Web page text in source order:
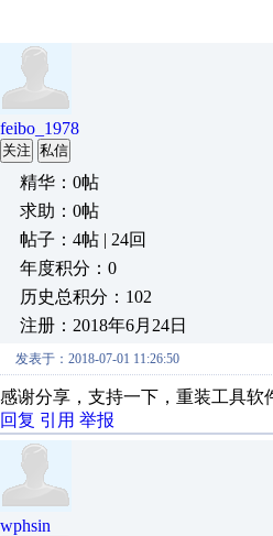
feibo_1978
关注 私信
精华：0帖
求助：0帖
帖子：4帖 | 24回
年度积分：0
历史总积分：102
注册：2018年6月24日
发表于：2018-07-01 11:26:50
感谢分享，支持一下，重装工具软
回复 引用 举报
wphsin